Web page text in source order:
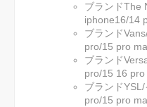
ブランドThe
iphone16/14
ブランド
pro/15 pro
ブランド
pro/15 16
ブランド
pro/15 pro